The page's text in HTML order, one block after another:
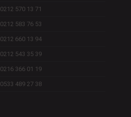
0212 570 13 71
0212 583 76 53
0212 660 13 94
0212 543 35 39
0216 366 01 19
0533 489 27 38